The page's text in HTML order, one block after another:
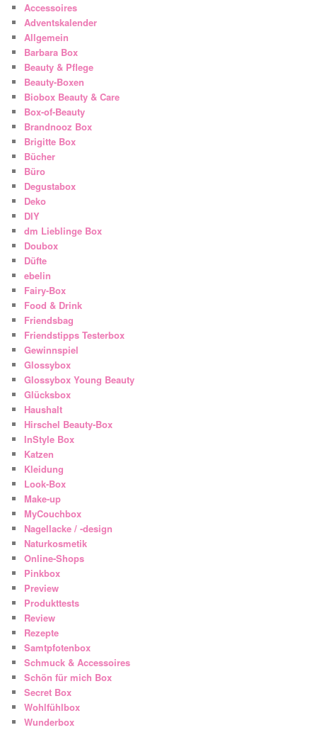
Accessoires
Adventskalender
Allgemein
Barbara Box
Beauty & Pflege
Beauty-Boxen
Biobox Beauty & Care
Box-of-Beauty
Brandnooz Box
Brigitte Box
Bücher
Büro
Degustabox
Deko
DIY
dm Lieblinge Box
Doubox
Düfte
ebelin
Fairy-Box
Food & Drink
Friendsbag
Friendstipps Testerbox
Gewinnspiel
Glossybox
Glossybox Young Beauty
Glücksbox
Haushalt
Hirschel Beauty-Box
InStyle Box
Katzen
Kleidung
Look-Box
Make-up
MyCouchbox
Nagellacke / -design
Naturkosmetik
Online-Shops
Pinkbox
Preview
Produkttests
Review
Rezepte
Samtpfotenbox
Schmuck & Accessoires
Schön für mich Box
Secret Box
Wohlfühlbox
Wunderbox